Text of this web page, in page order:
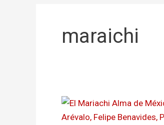
maraichi
El
Mariachi